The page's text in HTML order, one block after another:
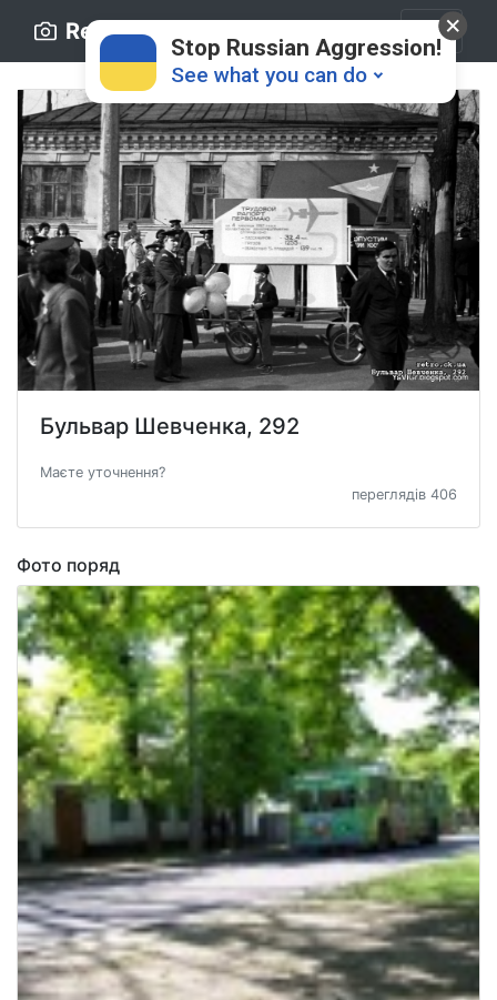
Retro.ck.ua
Бульвар Шевченка, 292
Маєте уточнення?
переглядів 406
Фото поряд
Stop Russian Aggression!
See what you can do
Donate 💸
Support Ukraine ❤
Share this widget